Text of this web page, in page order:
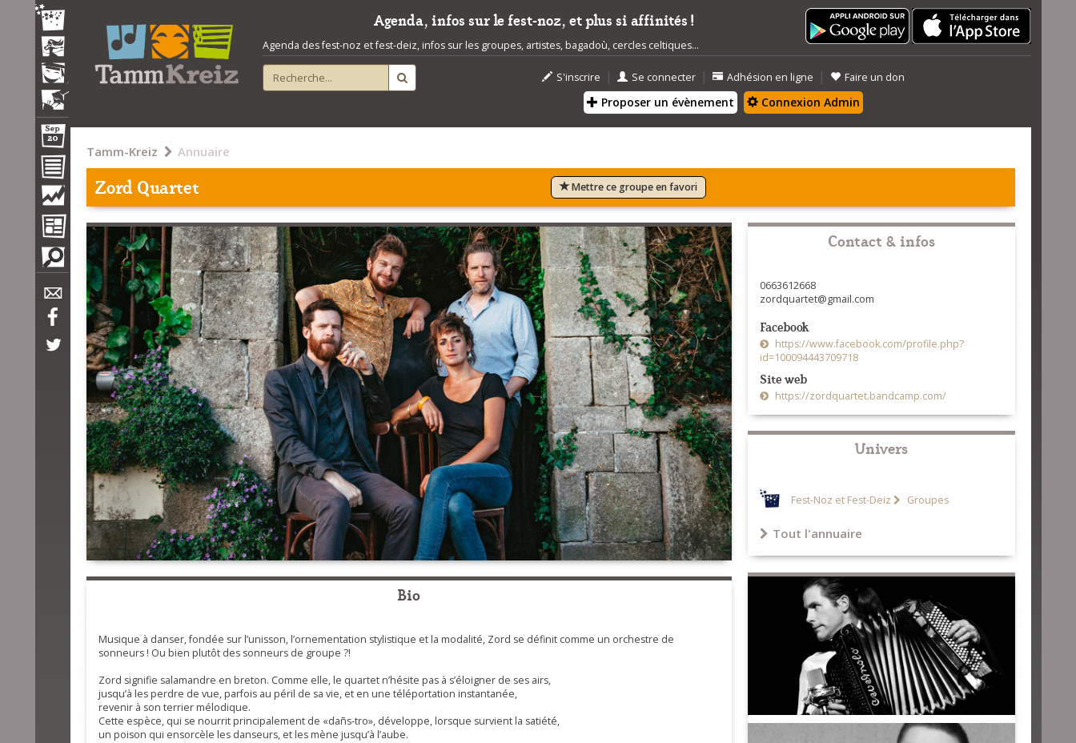
Agenda, infos sur le fest-noz, et plus si affinités !
Agenda des fest-noz et fest-deiz, infos sur les groupes, artistes, bagadoù, cercles celtiques...
S'inscrire | Se connecter | Adhésion en ligne | Faire un don
Proposer un évènement Connexion Admin
Tamm-Kreiz Annuaire
Zord Quartet Mettre ce groupe en favori
Bio
Musique à danser, fondée sur l’unisson, l’ornementation stylistique et la modalité, Zord se définit comme un orchestre de
sonneurs ! Ou bien plutôt des sonneurs de groupe ?!
Zord signifie salamandre en breton. Comme elle, le quartet n’hésite pas à s’éloigner de ses airs,
jusqu’à les perdre de vue, parfois au péril de sa vie, et en une téléportation instantanée,
revenir à son terrier mélodique.
Cette espèce, qui se nourrit principalement de «dañs-tro», développe, lorsque survient la satiété,
un poison qui ensorcèle les danseurs, et les mène jusqu’à l’aube.
Contact & infos
0663612668
zordquartet@gmail.com
Facebook
https://www.facebook.com/profile.php?
id=100094443709718
Site web
https://zordquartet.bandcamp.com/
Univers
Fest-Noz et Fest-Deiz Groupes
Tout l'annuaire